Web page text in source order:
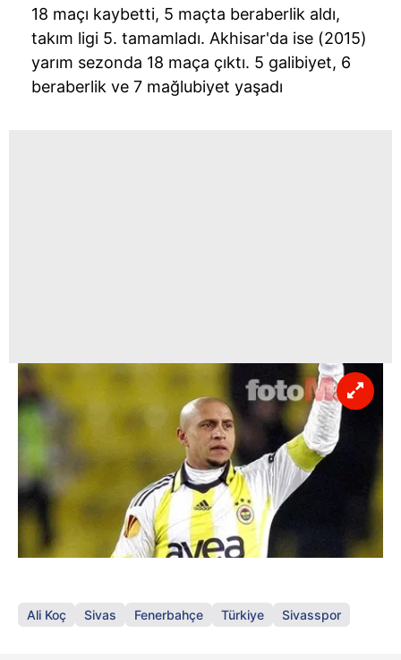
18 maçı kaybetti, 5 maçta beraberlik aldı,
takım ligi 5. tamamladı. Akhisar'da ise (2015)
yarım sezonda 18 maça çıktı. 5 galibiyet, 6
beraberlik ve 7 mağlubiyet yaşadı
Ali Koç Sivas Fenerbahçe Türkiye Sivasspor